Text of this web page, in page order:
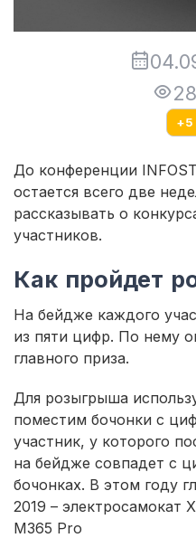
+5
До конференции
остается всего две
рассказывать о
участников.
Как пройдет
На бейдже каждого
из пяти цифр. По нему
главного приза.
Для розыгрыша
поместим бочонки с
участник, у которого
на бейдже совпадет с
бочонках. В этом году
2019 – электросамокат
M365 Pro